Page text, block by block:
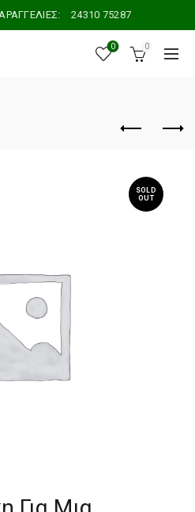
24310 75287
0 0
SOLD
OUT